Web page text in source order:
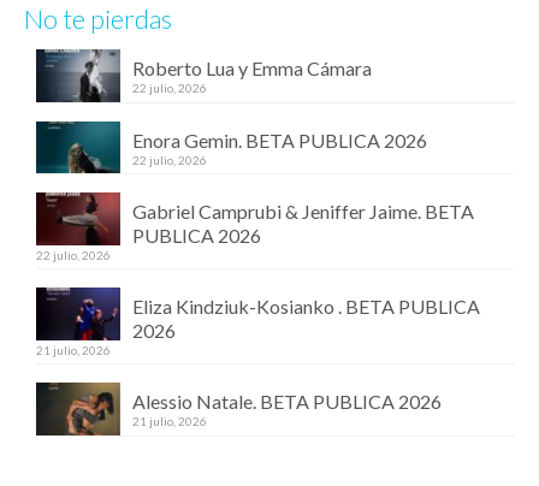
No te pierdas
Roberto Lua y Emma Cámara
22 julio, 2026
Enora Gemin. BETA PUBLICA 2026
22 julio, 2026
Gabriel Camprubi & Jeniffer Jaime. BETA
PUBLICA 2026
22 julio, 2026
Eliza Kindziuk-Kosianko . BETA PUBLICA
2026
21 julio, 2026
Alessio Natale. BETA PUBLICA 2026
21 julio, 2026